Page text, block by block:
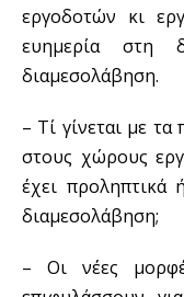
εργοδοτών κι
ευημερία στη
διαμεσολάβηση.
– Τί γίνεται με
στους χώρους
έχει προληπτικά
διαμεσολάβηση;
– Οι νέες